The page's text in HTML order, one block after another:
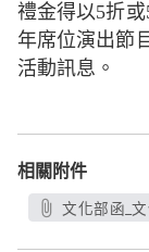
禮金得以5折
年席位演出節
活動訊息。
相關附件
文化部函_